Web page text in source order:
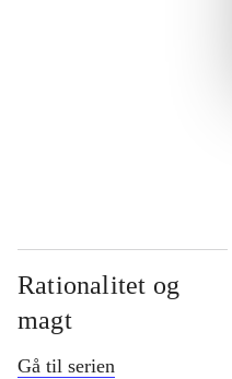
Rationalitet og
magt
Gå til serien